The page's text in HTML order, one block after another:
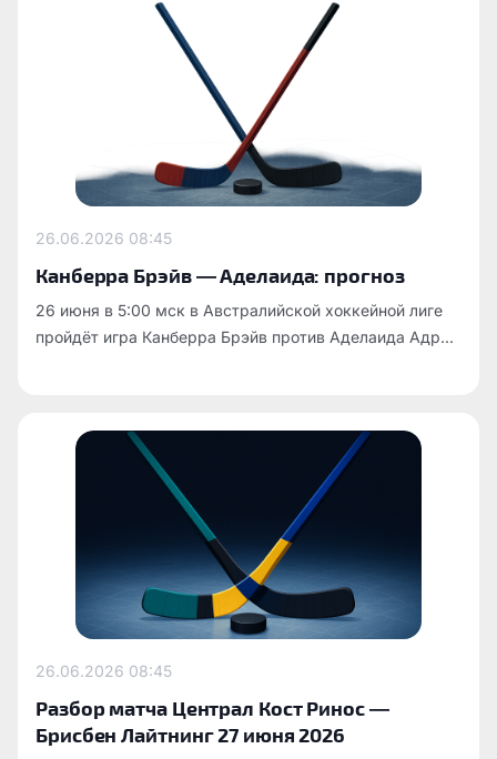
26.06.2026 08:45
Канберра Брэйв — Аделаида: прогноз
26 июня в 5:00 мск в Австралийской хоккейной лиге
пройдёт игра Канберра Брэйв против Аделаида Адр...
26.06.2026 08:45
Разбор матча Централ Кост Ринос —
Брисбен Лайтнинг 27 июня 2026